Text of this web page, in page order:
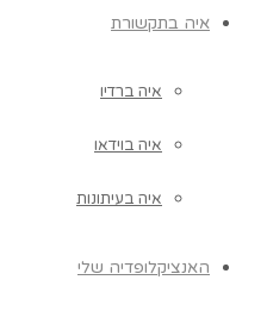
איה בתקשורת
איה ברדיו
איה בוידאו
איה בעיתונות
האנציקלופדיה שלי